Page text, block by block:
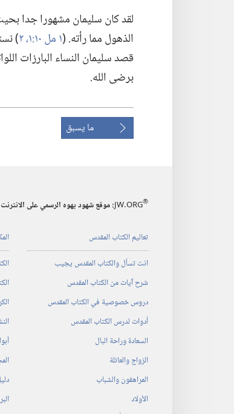
لقد كان سليمان مشهورا جدا
الذهول مما رأته.‏ (‏١ مل ١٠:‏١،‏ ٢
‏)‏
قصد سليمان النساء البارزات
برضى الله.‏
ما يسبق
JW.ORG® :‏ موقع شهود يهوه الرسمي على الانترنت
تعاليم الكتاب المقدس
انت تسأل والكتاب المقدس يجيب
شرح آيات من الكتاب المقدس
دروس خصوصية في الكتاب المقدس
أدوات لدرس الكتاب المقدس
السعادة وراحة البال
الزواج والعائلة
المراهقون والشباب
الأولاد